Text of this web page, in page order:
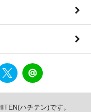
ハチテン)です。